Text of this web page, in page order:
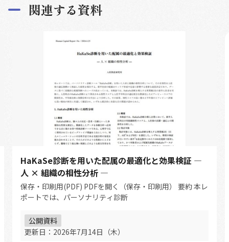
関連する資料
HaKaSe診断を用いた配属の最適化と効果検証 ―
人 × 組織の相性分析 ―
保存・印刷用(PDF) PDFを開く（保存・印刷用） 要約 本レ
ポートでは、パーソナリティ診断
公開資料
更新日： 2026年7月14日（木）